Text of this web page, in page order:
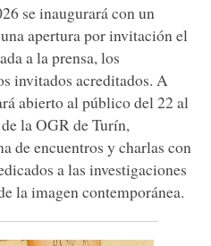
se inaugurará con un
apertura por invitación el
a la prensa, los
invitados acreditados. A
abierto al público del 22 al
la OGR de Turín,
de encuentros y charlas con
a las investigaciones
la imagen contemporánea.